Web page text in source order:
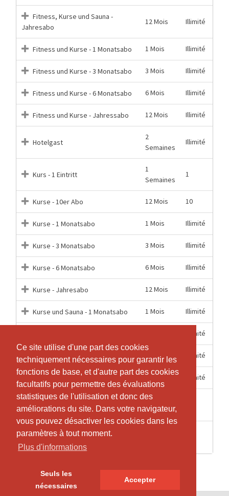
Ce site utilise d'une part des cookies
techniquement nécessaires pour garantir les
fonctions de base, et d'autre part des cookies
facultatifs pour permettre des évaluations
statistiques de l'utilisation et donc des
améliorations du site. Dans votre navigateur,
vous pouvez désactiver les cookies dans les
paramètres à tout moment.
Plus d'informations
Seuls les
nécessaires
Accepter
Ce site utilise d'une part des cookies
techniquement nécessaires pour garantir les
fonctions de base, et d'autre part des cookies
facultatifs pour permettre des évaluations
statistiques de l'utilisation et donc des
améliorations du site. Dans votre navigateur,
vous pouvez désactiver les cookies dans les
paramètres à tout moment.
Plus d'informations
Seuls les
nécessaires
Accepter
Fitness, Kurse und Sauna -
Jahresabo
12 Mois Illimité
Fitness und Kurse - 1 Monatsabo 1 Mois Illimité
Fitness und Kurse - 3 Monatsabo 3 Mois Illimité
Fitness und Kurse - 6 Monatsabo 6 Mois Illimité
Fitness und Kurse - Jahressabo 12 Mois Illimité
Hotelgast
2
Semaines
Illimité
Kurs - 1 Eintritt
1
Semaines
1
Kurse - 10er Abo 12 Mois 10
Kurse - 1 Monatsabo 1 Mois Illimité
Kurse - 3 Monatsabo 3 Mois Illimité
Kurse - 6 Monatsabo 6 Mois Illimité
Kurse - Jahresabo 12 Mois Illimité
Kurse und Sauna - 1 Monatsabo 1 Mois Illimité
Illimité
Kurse und Sauna - 6 Monatsabo 6 Mois Illimité
Kurse und Sauna - Jahresabo 12 Mois Illimité
Outdoor Yoga - Extern -1 Eintritt
1
Semaines
Outdoor Yoga - Hotelgast - 1
Eintritt